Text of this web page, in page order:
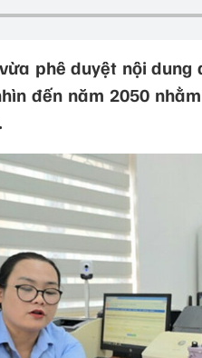
phê duyệt nội
đến năm 2050